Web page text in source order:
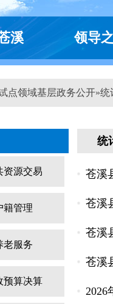
溪 领导
点领域基层政务公开»统
资源交易
籍管理
老服务
预算决算
统
苍溪
苍溪
苍溪
苍溪
2026